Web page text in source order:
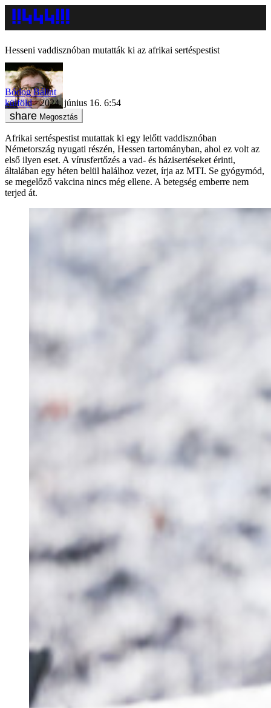
Hesseni vaddisznóban mutatták ki az afrikai sertéspestist
Bódog Bálint
külföld
2024. június 16. 6:54
Megosztás
Afrikai sertéspestist mutattak ki egy lelőtt vaddisznóban
Németország nyugati részén, Hessen tartományban, ahol ez volt az
első ilyen eset. A vírusfertőzés a vad- és házisertéseket érinti,
általában egy héten belül halálhoz vezet, írja az MTI. Se gyógymód,
se megelőző vakcina nincs még ellene. A betegség emberre nem
terjed át.